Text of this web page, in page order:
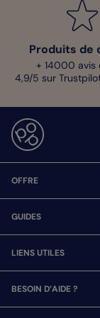
Produits de
+ 14000 avis
4,9/5 sur
OFFRE
GUIDES
LIENS UTILES
BESOIN D’AIDE ?